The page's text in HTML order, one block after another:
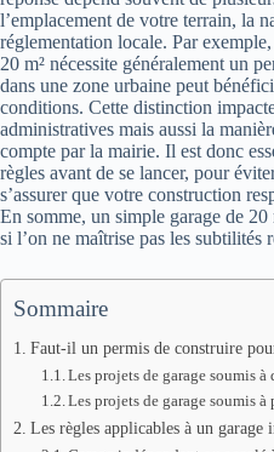
l’emplacement de votre terrain, la
réglementation locale. Par
20 m² nécessite généralement un
dans une zone urbaine peut
conditions. Cette distinction
administratives mais aussi la
compte par la mairie. Il est donc
règles avant de se lancer, pour
s’assurer que votre construction
En somme, un simple garage de
si l’on ne maîtrise pas les subtilités
Sommaire
Faut-il un permis de construire
Les projets de garage soumis
Les projets de garage soumis
Les règles applicables à un garage